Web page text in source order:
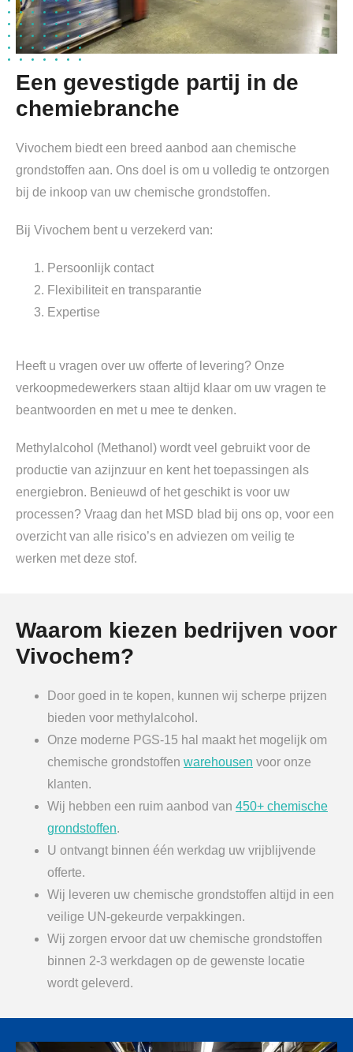
Een gevestigde partij in de
chemiebranche
Vivochem biedt een breed aanbod aan chemische
grondstoffen aan. Ons doel is om u volledig te ontzorgen
bij de inkoop van uw chemische grondstoffen.
Bij Vivochem bent u verzekerd van:
Persoonlijk contact
Flexibiliteit en transparantie
Expertise
Heeft u vragen over uw offerte of levering? Onze
verkoopmedewerkers staan altijd klaar om uw vragen te
beantwoorden en met u mee te denken.
Methylalcohol (Methanol) wordt veel gebruikt voor de
productie van azijnzuur en kent het toepassingen als
energiebron. Benieuwd of het geschikt is voor uw
processen? Vraag dan het MSD blad bij ons op, voor een
overzicht van alle risico’s en adviezen om veilig te
werken met deze stof.
Waarom kiezen bedrijven voor
Vivochem?
Door goed in te kopen, kunnen wij scherpe prijzen
bieden voor methylalcohol.
Onze moderne PGS-15 hal maakt het mogelijk om
chemische grondstoffen warehousen voor onze
klanten.
Wij hebben een ruim aanbod van 450+ chemische
grondstoffen.
U ontvangt binnen één werkdag uw vrijblijvende
offerte.
Wij leveren uw chemische grondstoffen altijd in een
veilige UN-gekeurde verpakkingen.
Wij zorgen ervoor dat uw chemische grondstoffen
binnen 2-3 werkdagen op de gewenste locatie
wordt geleverd.